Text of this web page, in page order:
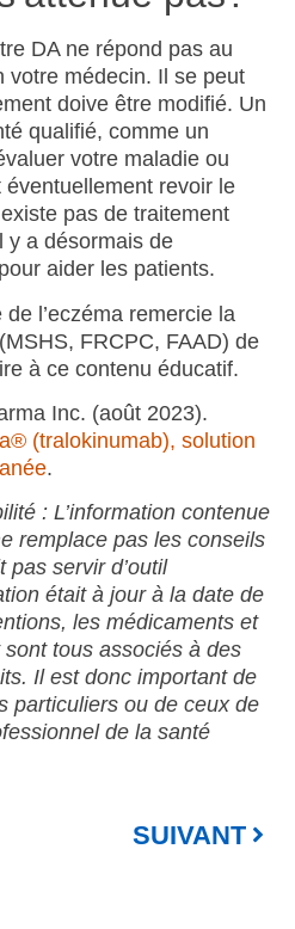
DA ne répond pas au
votre médecin. Il se peut
doive être modifié. Un
qualifié, comme un
votre maladie ou
revoir le
pas de traitement
y a désormais de
aider les patients.
l’eczéma remercie la
FRCPC, FAAD) de
à ce contenu éducatif.
Inc. (août 2023).
® (tralokinumab), solution
.
: L’information contenue
remplace pas les conseils
pas servir d’outil
était à jour à la date de
les médicaments et
tous associés à des
Il est donc important de
particuliers ou de ceux de
de la santé
SUIVANT